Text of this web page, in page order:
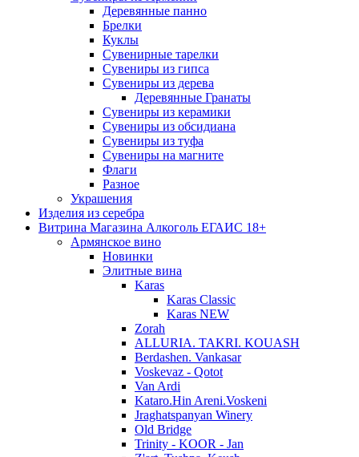
Деревянные панно
Брелки
Куклы
Сувенирные тарелки
Сувениры из гипса
Сувениры из дерева
Деревянные Гранаты
Сувениры из керамики
Сувениры из обсидиана
Сувениры из туфа
Сувениры на магните
Флаги
Разное
Украшения
Изделия из серебра
Витрина Магазина Алкоголь ЕГАИС 18+
Армянское вино
Новинки
Элитные вина
Karas
Karas Classic
Karas NEW
Zorah
ALLURIA. TAKRI. KOUASH
Berdashen. Vankasar
Voskevaz - Qotot
Van Ardi
Kataro.Hin Areni.Voskeni
Jraghatspanyan Winery
Old Bridge
Trinity - KOOR - Jan